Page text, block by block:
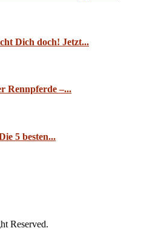
Dich doch! Jetzt...
Rennpferde –...
5 besten...
Reserved.